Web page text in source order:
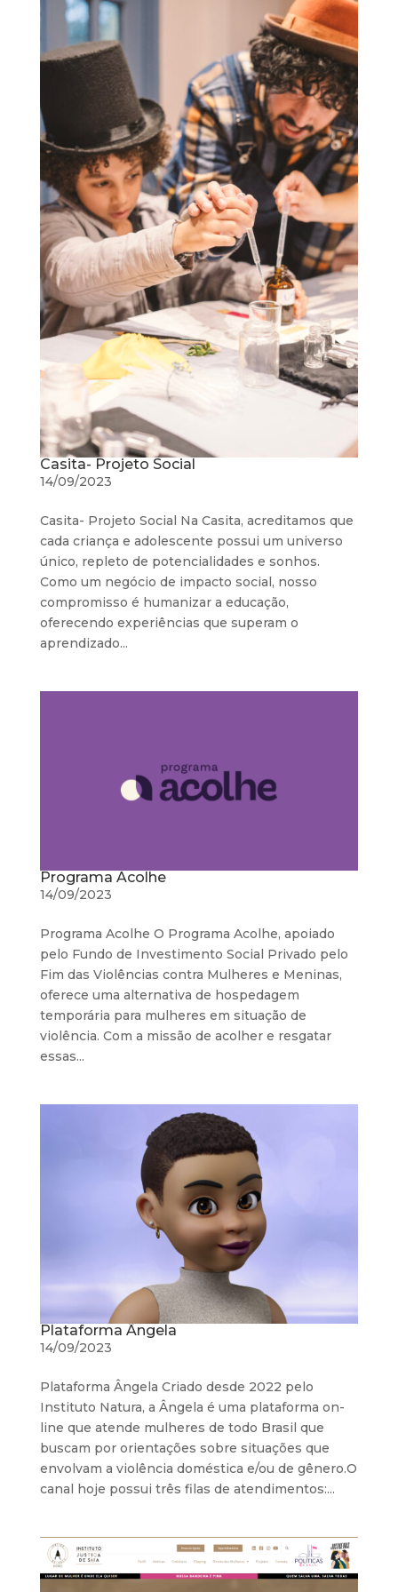
Casita- Projeto Social
14/09/2023
Casita- Projeto Social Na Casita, acreditamos que
cada criança e adolescente possui um universo
único, repleto de potencialidades e sonhos.
Como um negócio de impacto social, nosso
compromisso é humanizar a educação,
oferecendo experiências que superam o
aprendizado...
Programa Acolhe
14/09/2023
Programa Acolhe O Programa Acolhe, apoiado
pelo Fundo de Investimento Social Privado pelo
Fim das Violências contra Mulheres e Meninas,
oferece uma alternativa de hospedagem
temporária para mulheres em situação de
violência. Com a missão de acolher e resgatar
essas...
Plataforma Ângela
14/09/2023
Plataforma Ângela Criado desde 2022 pelo
Instituto Natura, a Ângela é uma plataforma on-
line que atende mulheres de todo Brasil que
buscam por orientações sobre situações que
envolvam a violência doméstica e/ou de gênero.O
canal hoje possui três filas de atendimentos:...